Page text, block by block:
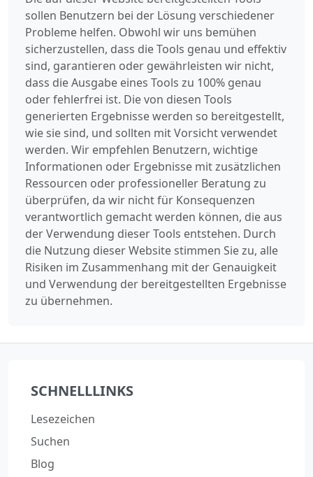
sollen Benutzern bei der Lösung verschiedener
Probleme helfen. Obwohl wir uns bemühen
sicherzustellen, dass die Tools genau und effektiv
sind, garantieren oder gewährleisten wir nicht,
dass die Ausgabe eines Tools zu 100% genau
oder fehlerfrei ist. Die von diesen Tools
generierten Ergebnisse werden so bereitgestellt,
wie sie sind, und sollten mit Vorsicht verwendet
werden. Wir empfehlen Benutzern, wichtige
Informationen oder Ergebnisse mit zusätzlichen
Ressourcen oder professioneller Beratung zu
überprüfen, da wir nicht für Konsequenzen
verantwortlich gemacht werden können, die aus
der Verwendung dieser Tools entstehen. Durch
die Nutzung dieser Website stimmen Sie zu, alle
Risiken im Zusammenhang mit der Genauigkeit
und Verwendung der bereitgestellten Ergebnisse
zu übernehmen.
SCHNELLLINKS
Lesezeichen
Suchen
Blog